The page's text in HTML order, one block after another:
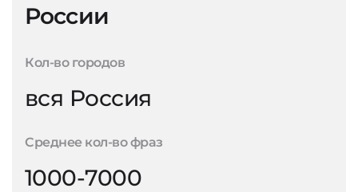
России
Кол-во городов
вся Россия
Среднее кол-во фраз
1000-7000